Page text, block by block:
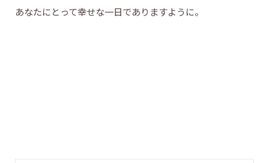
あなたにとって幸せな一日でありますように。